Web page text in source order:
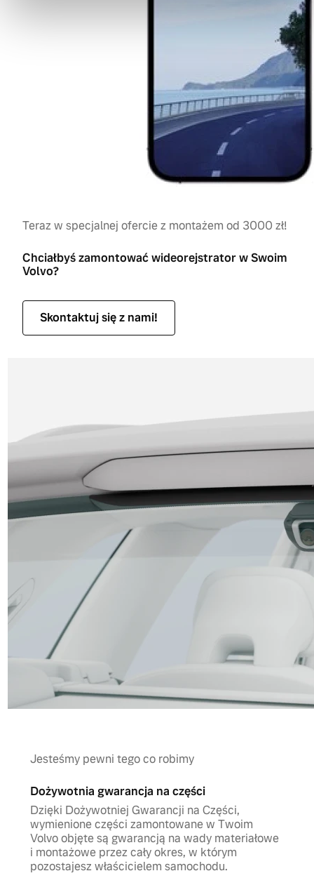
Teraz w specjalnej ofercie z montażem od 3000 zł!
Chciałbyś zamontować wideorejstrator w Swoim
Volvo?
Skontaktuj się z nami!
Jesteśmy pewni tego co robimy
Dożywotnia gwarancja na części
Dzięki Dożywotniej Gwarancji na Części,
wymienione części zamontowane w Twoim
Volvo objęte są gwarancją na wady materiałowe
i montażowe przez cały okres, w którym
pozostajesz właścicielem samochodu.